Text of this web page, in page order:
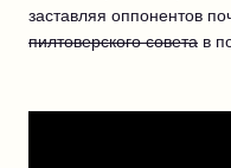
заставляя оппонентов
пилтоверского совета в